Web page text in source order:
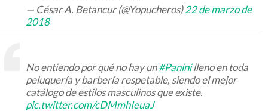
— César A. Betancur (@Yopucheros)22 de marzo de
2018
No entiendo por qué no hay un#Paninilleno en toda
peluquería y barbería respetable, siendo el mejor
catálogo de estilos masculinos que existe.
pic.twitter.com/cDMmhIeuaJ